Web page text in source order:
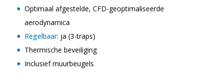
Optimaal afgestelde, CFD-geoptimaliseerde
aerodynamica
Regelbaar: ja (3-traps)
Thermische beveiliging
Inclusief muurbeugels